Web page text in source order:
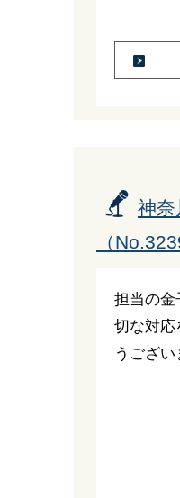
神奈
（
担当の金
切な対応
うござい